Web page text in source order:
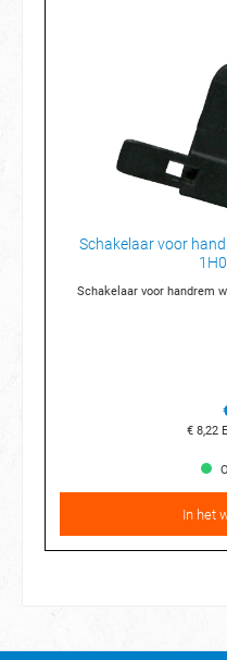
Schakelaar voor
Schakelaar voor handrem
€ 8,22
In het